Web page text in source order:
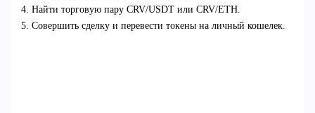
4. Найти торговую пару CRV/USDT или CRV/ETH.
5. Совершить сделку и перевести токены на личный кошелек.